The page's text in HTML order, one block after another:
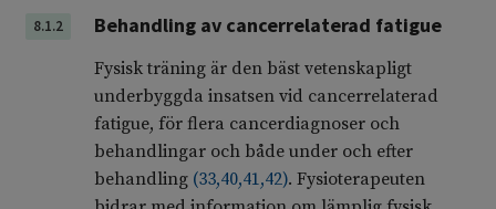
8.1.2 Behandling av cancerrelaterad fatigue
Fysisk träning är den bäst vetenskapligt
underbyggda insatsen vid cancerrelaterad
fatigue, för flera cancerdiagnoser och
behandlingar och både under och efter
behandling (33,40,41,42). Fysioterapeuten